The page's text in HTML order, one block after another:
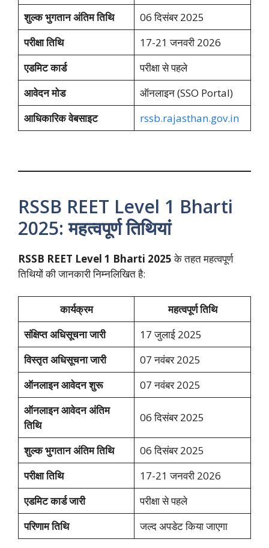
शुल्क भुगतान अंतिम तिथि
06 दिसंबर 2025
परीक्षा तिथि
17-21 जनवरी 2026
एडमिट कार्ड
परीक्षा से पहले
आवेदन मोड
ऑनलाइन (SSO Portal)
आधिकारिक वेबसाइट
rssb.rajasthan.gov.in
RSSB REET Level 1 Bharti
2025: महत्वपूर्ण तिथियां
RSSB REET Level 1 Bharti 2025के तहत महत्वपूर्ण
तिथियों की जानकारी निम्नलिखित है:
कार्यक्रम
महत्वपूर्ण तिथि
संक्षिप्त अधिसूचना जारी
17 जुलाई 2025
विस्तृत अधिसूचना जारी
07 नवंबर 2025
ऑनलाइन आवेदन शुरू
07 नवंबर 2025
ऑनलाइन आवेदन अंतिम
तिथि
06 दिसंबर 2025
शुल्क भुगतान अंतिम तिथि
06 दिसंबर 2025
परीक्षा तिथि
17-21 जनवरी 2026
एडमिट कार्ड जारी
परीक्षा से पहले
परिणाम तिथि
जल्द अपडेट किया जाएगा